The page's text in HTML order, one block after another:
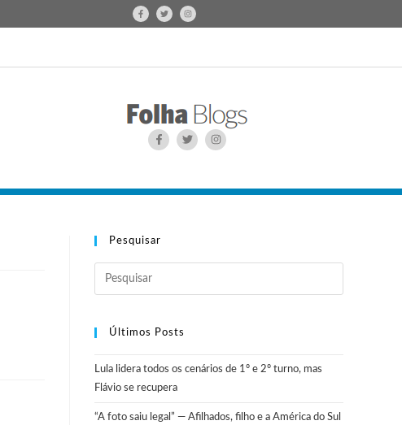
Pesquisar
Últimos Posts
Lula lidera todos os cenários de 1º e 2º turno, mas
Flávio se recupera
“A foto saiu legal” — Afilhados, filho e a América do Sul